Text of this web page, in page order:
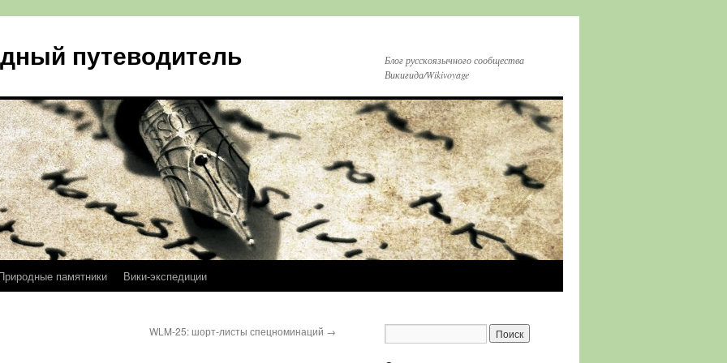
путеводитель
Блог русскоязычного сообщества
Викигида/Wikivoyage
памятники Вики-экспедиции
WLM-25: шорт-листы спецноминаций →